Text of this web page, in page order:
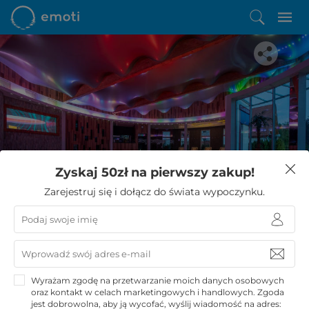
Spodobała Ci się ta oferta?
Zostało Ci zaledwie kilka kroków do niezwykłego
wypoczynku
Zyskaj 50zł na pierwszy zakup!
Zarejestruj się i dołącz do świata wypoczynku.
Wyrażam zgodę na przetwarzanie moich danych osobowych
oraz kontakt w celach marketingowych i handlowych. Zgoda
jest dobrowolna, aby ją wycofać, wyślij wiadomość na adres: